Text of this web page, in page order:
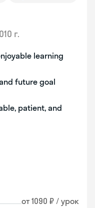
г.
learning
future goal
patient, and
от 1090 ₽ / урок